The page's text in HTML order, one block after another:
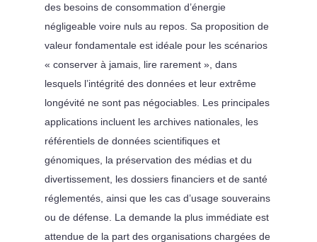
des besoins de consommation d’énergie
négligeable voire nuls au repos. Sa proposition de
valeur fondamentale est idéale pour les scénarios
« conserver à jamais, lire rarement », dans
lesquels l’intégrité des données et leur extrême
longévité ne sont pas négociables. Les principales
applications incluent les archives nationales, les
référentiels de données scientifiques et
génomiques, la préservation des médias et du
divertissement, les dossiers financiers et de santé
réglementés, ainsi que les cas d’usage souverains
ou de défense. La demande la plus immédiate est
attendue de la part des organisations chargées de